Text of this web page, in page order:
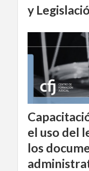
y
el uso del
los